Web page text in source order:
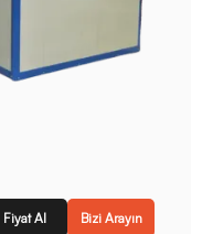
Fiyat Al Bizi Arayın